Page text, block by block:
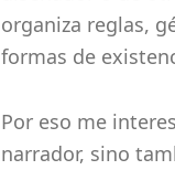
organiza reglas,
formas de
Por eso me
narrador, sino